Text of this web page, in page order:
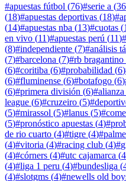
#apuestas fútbol (76)#serie a (36
(18)#apuestas deportivas (18)#
(14)#apuestas nba (13)#cuotas (
en vivo (11)#apuestas perú (11)#
(8)#independiente (7)#análisis
(7)#barcelona (7)#rb bragantino
(6)#coritiba (6)#probabilidad (6)
(6)#fluminense (6)#botafogo (6)
(6)#primera división (6)#
league (6)#cruzeiro (5)#
(5)#mirassol (5)#lanus (5)#
(5)#pronóstico apuestas (4)#
de rio cuarto (4)#tigre (4)#
(4)#vitoria (4)#racing club (4)#
(4)#córners (4)#utc cajamarca (4
(4)#liga 1 peru (4)#bundesliga (
(4)#slotgms (4)#newells old